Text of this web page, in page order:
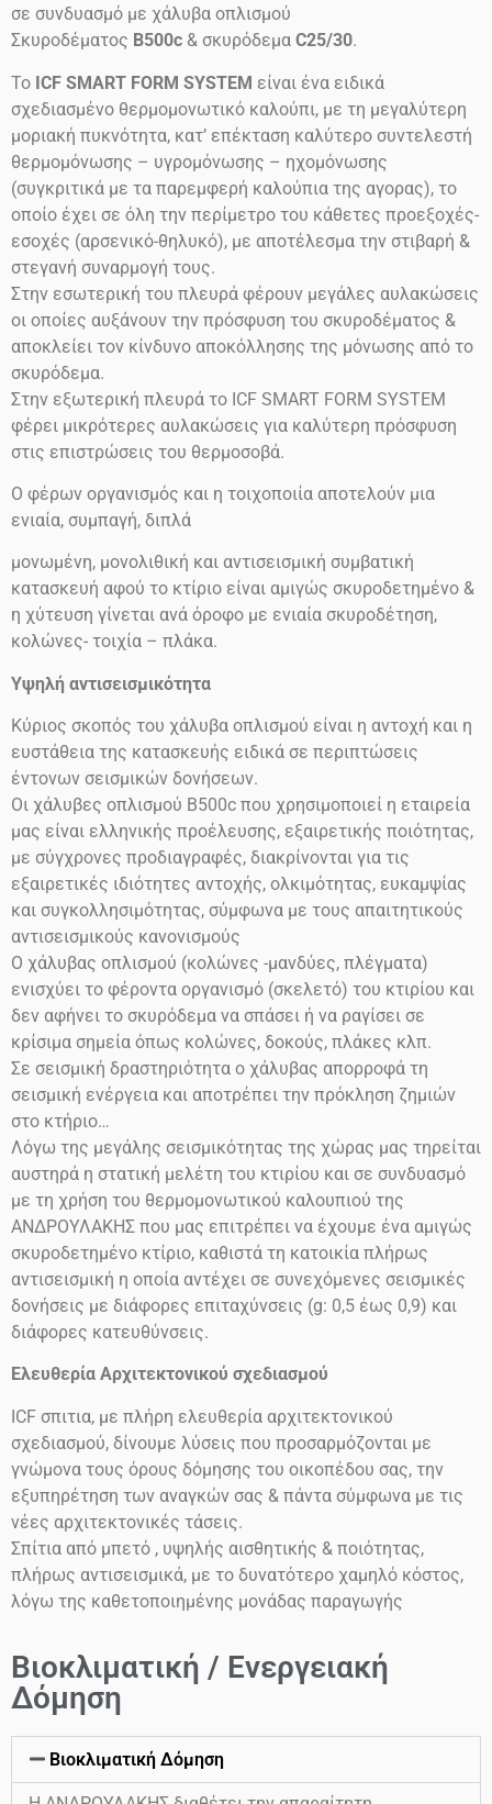
σε συνδυασμό με χάλυβα οπλισμού
Σκυροδέματος B500c & σκυρόδεμα C25/30.
Το ICF SMART FORM SYSTEM είναι ένα ειδικά
σχεδιασμένο θερμομονωτικό καλούπι, με τη μεγαλύτερη
μοριακή πυκνότητα, κατ’ επέκταση καλύτερο συντελεστή
θερμομόνωσης – υγρομόνωσης – ηχομόνωσης
(συγκριτικά με τα παρεμφερή καλούπια της αγορας), το
οποίο έχει σε όλη την περίμετρο του κάθετες προεξοχές-
εσοχές (αρσενικό-θηλυκό), με αποτέλεσμα την στιβαρή &
στεγανή συναρμογή τους.
Στην εσωτερική του πλευρά φέρουν μεγάλες αυλακώσεις
οι οποίες αυξάνουν την πρόσφυση του σκυροδέματος &
αποκλείει τον κίνδυνο αποκόλλησης της μόνωσης από το
σκυρόδεμα.
Στην εξωτερική πλευρά το ICF SMART FORM SYSTEM
φέρει μικρότερες αυλακώσεις για καλύτερη πρόσφυση
στις επιστρώσεις του θερμοσοβά.
Ο φέρων οργανισμός και η τοιχοποιία αποτελούν μια
ενιαία, συμπαγή, διπλά
μονωμένη, μονολιθική και αντισεισμική συμβατική
κατασκευή αφού το κτίριο είναι αμιγώς σκυροδετημένο &
η χύτευση γίνεται ανά όροφο με ενιαία σκυροδέτηση,
κολώνες- τοιχία – πλάκα.
Υψηλή αντισεισμικότητα
Κύριος σκοπός του χάλυβα οπλισμού είναι η αντοχή και η
ευστάθεια της κατασκευής ειδικά σε περιπτώσεις
έντονων σεισμικών δονήσεων.
Οι χάλυβες οπλισμού Β500c που χρησιμοποιεί η εταιρεία
μας είναι ελληνικής προέλευσης, εξαιρετικής ποιότητας,
με σύγχρονες προδιαγραφές, διακρίνονται για τις
εξαιρετικές ιδιότητες αντοχής, ολκιμότητας, ευκαμψίας
και συγκολλησιμότητας, σύμφωνα με τους απαιτητικούς
αντισεισμικούς κανονισμούς
Ο χάλυβας οπλισμού (κολώνες -μανδύες, πλέγματα)
ενισχύει το φέροντα οργανισμό (σκελετό) του κτιρίου και
δεν αφήνει το σκυρόδεμα να σπάσει ή να ραγίσει σε
κρίσιμα σημεία όπως κολώνες, δοκούς, πλάκες κλπ.
Σε σεισμική δραστηριότητα ο χάλυβας απορροφά τη
σεισμική ενέργεια και αποτρέπει την πρόκληση ζημιών
στο κτήριο…
Λόγω της μεγάλης σεισμικότητας της χώρας μας τηρείται
αυστηρά η στατική μελέτη του κτιρίου και σε συνδυασμό
με τη χρήση του θερμομονωτικού καλουπιού της
ΑΝΔΡΟΥΛΑΚΗΣ που μας επιτρέπει να έχουμε ένα αμιγώς
σκυροδετημένο κτίριο, καθιστά τη κατοικία πλήρως
αντισεισμική η οποία αντέχει σε συνεχόμενες σεισμικές
δονήσεις με διάφορες επιταχύνσεις (g: 0,5 έως 0,9) και
διάφορες κατευθύνσεις.
Ελευθερία Αρχιτεκτονικού σχεδιασμού
ICF σπιτια, με πλήρη ελευθερία αρχιτεκτονικού
σχεδιασμού, δίνουμε λύσεις που προσαρμόζονται με
γνώμονα τους όρους δόμησης του οικοπέδου σας, την
εξυπηρέτηση των αναγκών σας & πάντα σύμφωνα με τις
νέες αρχιτεκτονικές τάσεις.
Σπίτια από μπετό , υψηλής αισθητικής & ποιότητας,
πλήρως αντισεισμικά, με το δυνατότερο χαμηλό κόστος,
λόγω της καθετοποιημένης μονάδας παραγωγής
Βιοκλιματική / Ενεργειακή
Δόμηση
Βιοκλιματική Δόμηση